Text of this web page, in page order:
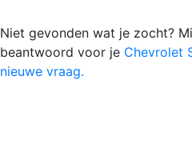
Niet gevonden wat je zocht?
beantwoord voor je Chevrolet
nieuwe vraag.